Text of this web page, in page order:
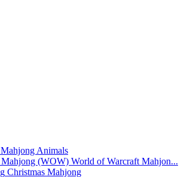
Mahjong Animals
World of Warcraft Mahjon...
Christmas Mahjong